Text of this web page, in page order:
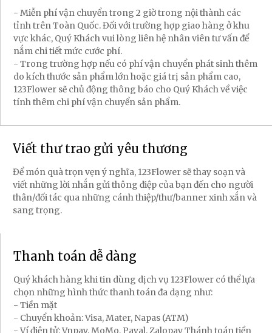
- Miễn phí vận chuyển trong 2 giờ trong nội thành các
tỉnh trên Toàn Quốc. Đối với trường hợp giao hàng ở khu
vực khác, Quý Khách vui lòng liên hệ nhân viên tư vấn để
nắm chi tiết mức cước phí.
- Trong trường hợp nếu có phí vận chuyển phát sinh thêm
do kích thước sản phẩm lớn hoặc giá trị sản phẩm cao,
123Flower sẽ chủ động thông báo cho Quý Khách về việc
tính thêm chi phí vận chuyển sản phẩm.
Viết thư trao gửi yêu thương
Để món quà trọn vẹn ý nghĩa, 123Flower sẽ thay soạn và
viết những lời nhắn gửi thông điệp của bạn đến cho người
thân/đối tác qua những cánh thiệp/thư/banner xinh xắn và
sang trọng.
Thanh toán dễ dàng
Quý khách hàng khi tin dùng dịch vụ 123Flower có thể lựa
chọn những hình thức thanh toán đa dạng như:
- Tiền mặt
- Chuyển khoản: Visa, Mater, Napas (ATM)
- Ví điện tử: Vnpay, MoMo, Payal, Zalopay Thánh toán tiền